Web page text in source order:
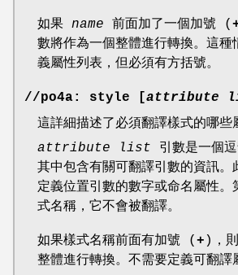
如果 name 前面加了一個加號 (
數將作為一個整體進行轉換。這種
義屬性列表，但必須有方括號。
//po4a: style attribute
這詳細描述了必須翻譯樣式的哪些
attribute list 引數是一個
其中包含有關可翻譯引數的資訊。
定義位置引數的數字或命名屬性。
式名稱，它不會被翻譯。
如果樣式名稱前面有加號 ( + )，
整體進行轉換。不需要定義可翻譯